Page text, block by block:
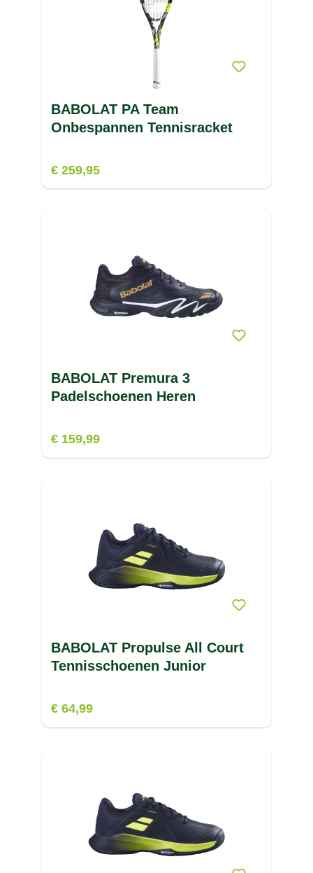
BABOLAT PA Team
Onbespannen Tennisracket
€ 259,95
BABOLAT Premura 3
Padelschoenen Heren
€ 159,99
BABOLAT Propulse All Court
Tennisschoenen Junior
€ 64,99